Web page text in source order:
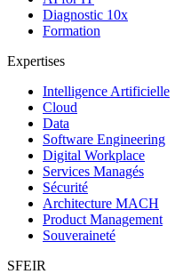
Diagnostic 10x
Formation
Expertises
Intelligence Artificielle
Cloud
Data
Software Engineering
Digital Workplace
Services Managés
Sécurité
Architecture MACH
Product Management
Souveraineté
SFEIR